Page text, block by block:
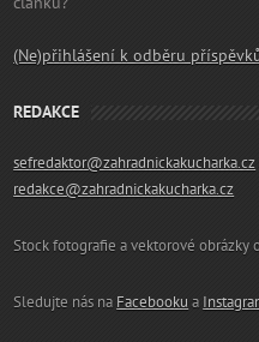
(Ne)přihlášení k odběru
REDAKCE
sefredaktor@zahradnickakucharka.cz
redakce@zahradnickakucharka.cz
Stock fotografie a vektorové obrázky
Sledujte nás na Facebooku a